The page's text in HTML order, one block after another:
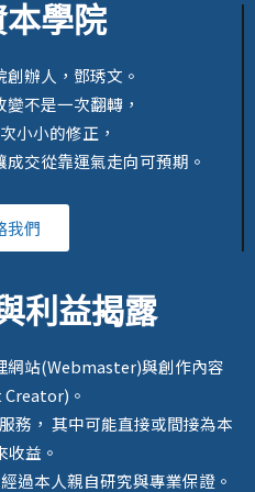
學院
辦人，鄧琇文。
不是一次翻轉，
小小的修正，
交從靠運氣走向可預期。
我們
利益揭露
網站(Webmaster)與創作內容
。
務， 其中可能直接或間接為本
收益。
過本人親自研究與專業保證。